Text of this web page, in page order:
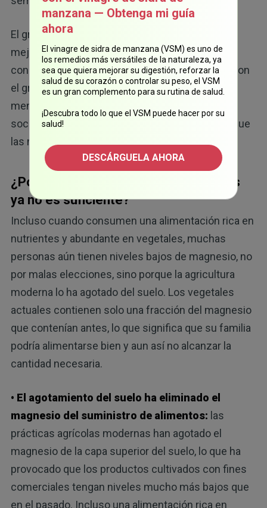
El grupo que recibió el suplemento experimentó
mejoras significativas en las evaluaciones
conductuales estandarizadas en comparación con
el grupo placebo. En concreto, presentaron
menores problemas de conducta, dificultades
sociales y síntomas de ansiedad y timidez, aunque
las molestias psicosomáticas no cambiaron.
¿Por qué el magnesio de los alimentos
ya no es suficiente?
Incluso cuando consumen una alimentación rica en
nutrientes y abundante en vegetales, muchas
personas aún tienen niveles bajos de magnesio, no
por malas elecciones, sino porque la agricultura
moderna lo ha agotado del suelo. Los vegetales
actuales contienen solo una fracción del magnesio
que contenían antes, lo que significa que su familia
podría alimentarse bien y aun así no alcanzar la
cantidad necesaria.
• El agotamiento del suelo ha eliminado el
magnesio del suministro de alimentos: las
prácticas agrícolas modernas han agotado el
magnesio de la capa superior del suelo, lo que ha
provocado que los productos cultivados con fines
comerciales tengan niveles mucho más bajos que
en el pasado. Incluso una alimentación rica en
manzana — Obtenga mi guía
ahora
El vinagre de sidra de manzana (VSM) es uno de
los remedios más versátiles de la naturaleza, ya
sea que quiera mejorar su digestión, reforzar la
salud de su corazón o controlar su peso, el VSM
es un gran complemento para su rutina de salud.
¡Descubra todo lo que el VSM puede hacer por su
salud!
DESCÁRGUELA AHORA